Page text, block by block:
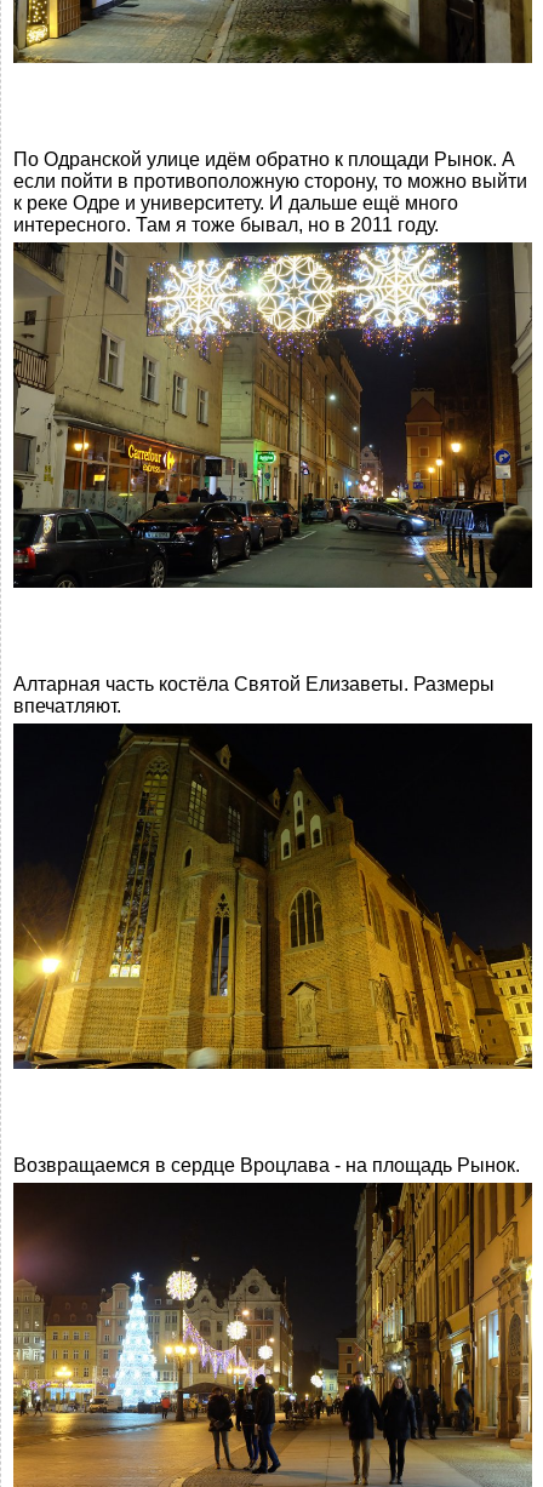
По Одранской улице идём обратно к площади Рынок. А
если пойти в противоположную сторону, то можно выйти
к реке Одре и университету. И дальше ещё много
интересного. Там я тоже бывал, но в 2011 году.
Алтарная часть костёла Святой Елизаветы. Размеры
впечатляют.
Возвращаемся в сердце Вроцлава - на площадь Рынок.